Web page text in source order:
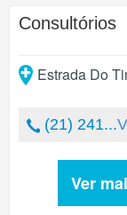
Consultórios
Estrada Do
(21) 241...
Ver